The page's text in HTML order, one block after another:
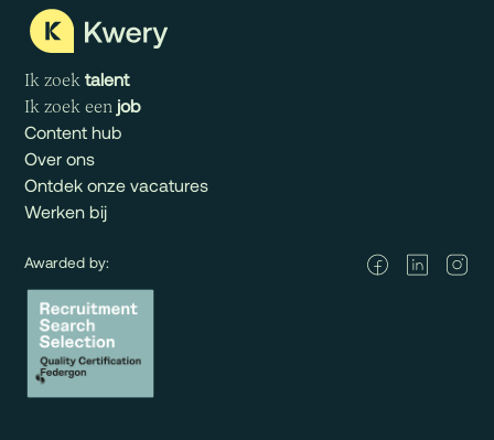
Ik zoek talent
Ik zoek een job
Content hub
Over ons
Ontdek onze vacatures
Werken bij
Awarded by: